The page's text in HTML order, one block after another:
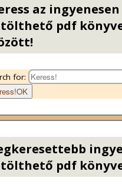
az ingyenesen
pdf
for:
OK
pdf